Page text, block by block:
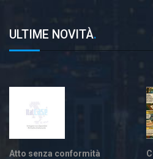
ULTIME NOVITÀ.
Atto senza conformità